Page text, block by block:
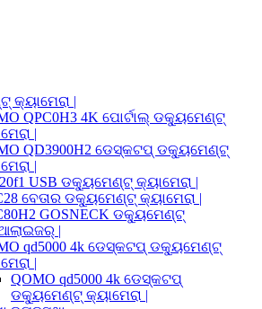
କ୍ୟାମେରା |
QPC0H3 4K ପୋର୍ଟାଲ୍ ଡକ୍ୟୁମେଣ୍ଟ୍
|
QD3900H2 ଡେସ୍କଟପ୍ ଡକ୍ୟୁମେଣ୍ଟ୍
|
USB ଡକ୍ୟୁମେଣ୍ଟ୍ କ୍ୟାମେରା |
ବେତାର ଡକ୍ୟୁମେଣ୍ଟ୍ କ୍ୟାମେରା |
GOSNECK ଡକ୍ୟୁମେଣ୍ଟ୍
|
qd5000 4k ଡେସ୍କଟପ୍ ଡକ୍ୟୁମେଣ୍ଟ୍
|
QOMO qd5000 4k ଡେସ୍କଟପ୍
ଡକ୍ୟୁମେଣ୍ଟ୍ କ୍ୟାମେରା |